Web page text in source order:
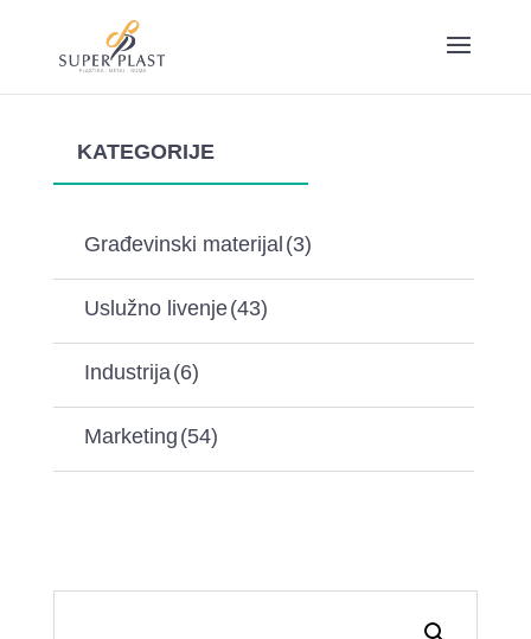
KATEGORIJE
Građevinski materijal (3)
Uslužno livenje(43)
Industrija(6)
Marketing (54)